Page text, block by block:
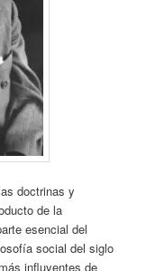
doctrinas y
de la
esencial del
social del siglo
influyentes de